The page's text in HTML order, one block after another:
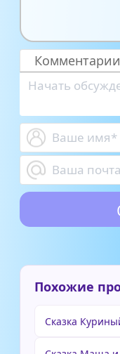
Комментарии
Похожие
Сказка